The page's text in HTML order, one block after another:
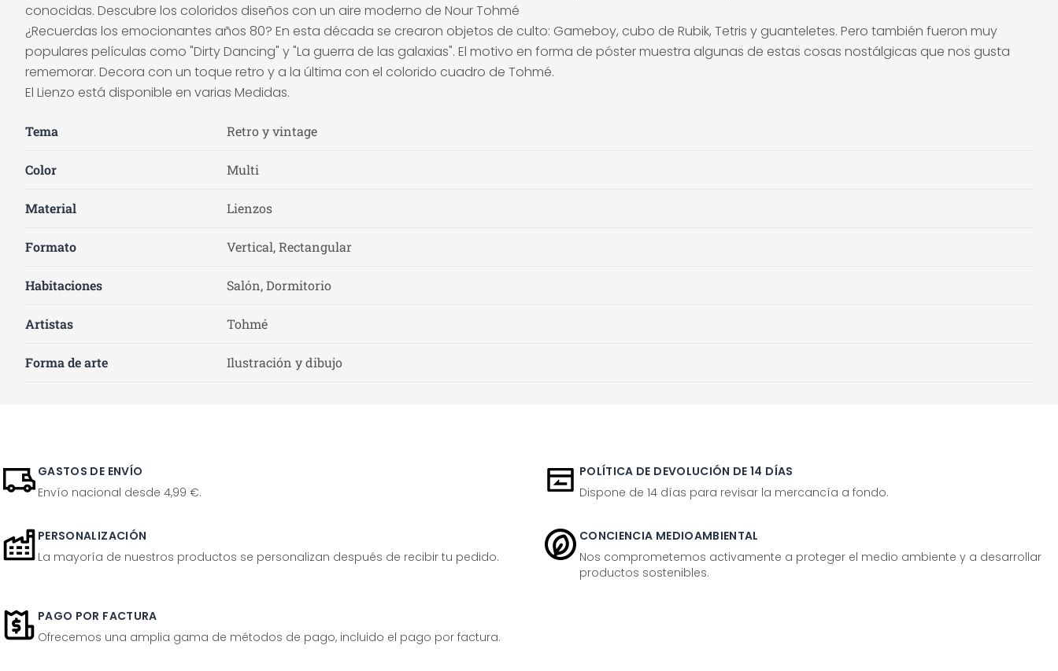
conocidas. Descubre los coloridos diseños con un aire moderno de Nour Tohmé
¿Recuerdas los emocionantes años 80? En esta década se crearon objetos de culto: Gameboy, cubo de Rubik, Tetris y guanteletes. Pero también fueron muy
populares películas como "Dirty Dancing" y "La guerra de las galaxias". El motivo en forma de póster muestra algunas de estas cosas nostálgicas que nos gusta
rememorar. Decora con un toque retro y a la última con el colorido cuadro de Tohmé.
El Lienzo está disponible en varias Medidas.
Tema Retro y vintage
Color Multi
Material Lienzos
Formato Vertical, Rectangular
Habitaciones Salón, Dormitorio
Artistas Tohmé
Forma de arte Ilustración y dibujo
GASTOS DE ENVÍO
Envío nacional desde 4,99 €.
POLÍTICA DE DEVOLUCIÓN DE 14 DÍAS
Dispone de 14 días para revisar la mercancía a fondo.
PERSONALIZACIÓN
La mayoría de nuestros productos se personalizan después de recibir tu pedido.
CONCIENCIA MEDIOAMBIENTAL
Nos comprometemos activamente a proteger el medio ambiente y a desarrollar
productos sostenibles.
PAGO POR FACTURA
Ofrecemos una amplia gama de métodos de pago, incluido el pago por factura.